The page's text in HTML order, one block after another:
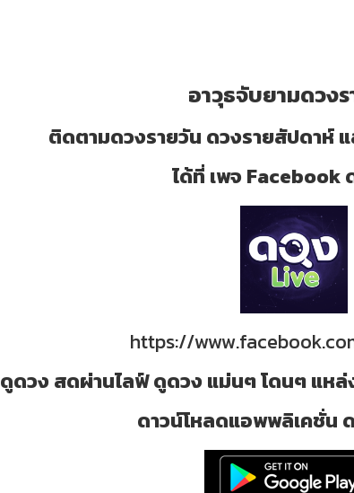
อาวุธจับยามดวง
ติดตามดวงรายวัน ดวงรายสัปดาห์
ได้ที่ เพจ Facebook
https://
ดูดวง สดผ่านไลฟ์ ดูดวง แม่นๆ โดนๆ แห
ดาวน์โหลดแอพพลิเคชั่น